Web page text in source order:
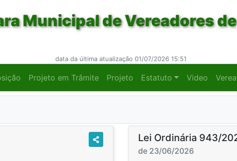
Municipal de Vereadores
data da última atualização 01/07/2026 15:51
Projeto em Trâmite Projeto Estatuto Video
Lei Ordinária 943/
de 23/06/2026